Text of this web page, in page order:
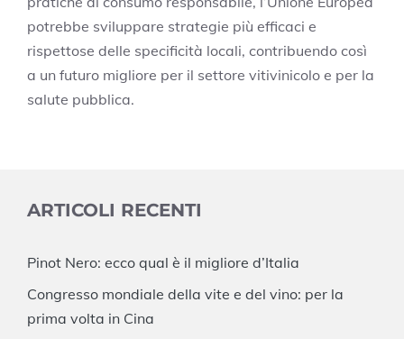
potrebbe sviluppare strategie più efficaci e
rispettose delle specificità locali, contribuendo così
a un futuro migliore per il settore vitivinicolo e per la
salute pubblica.
ARTICOLI RECENTI
Pinot Nero: ecco qual è il migliore d’Italia
Congresso mondiale della vite e del vino: per la
prima volta in Cina